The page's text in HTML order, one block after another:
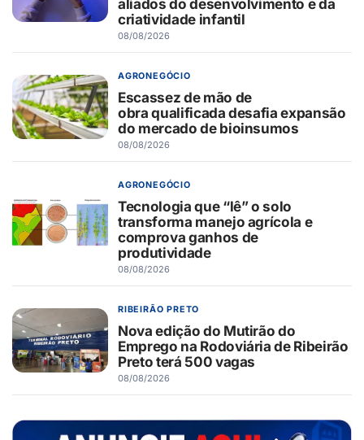
aliados do desenvolvimento e da
criatividade infantil
08/08/2026
AGRONEGÓCIO
Escassez de mão de
obra qualificada desafia expansão
do mercado de bioinsumos
08/08/2026
AGRONEGÓCIO
Tecnologia que “lê” o solo
transforma manejo agrícola e
comprova ganhos de
produtividade
08/08/2026
RIBEIRÃO PRETO
Nova edição do Mutirão do
Emprego na Rodoviária de Ribeirão
Preto terá 500 vagas
08/08/2026